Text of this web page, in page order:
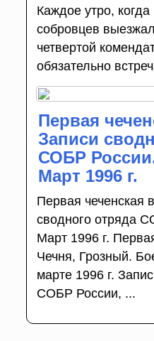
Каждое утро, когда
собровцев
четвертой
обязательно
Первая
Записи
СОБР
Март 1996 г.
Первая чеченская
сводного отряда
Март 1996 г.
Чечня, Грозный.
марте 1996 г.
СОБР России, ...